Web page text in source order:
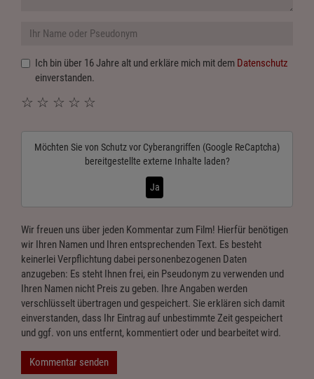
Ich bin über 16 Jahre alt und erkläre mich mit dem Datenschutz
einverstanden.
☆
☆
☆
☆
☆
Möchten Sie von Schutz vor Cyberangriffen (Google ReCaptcha)
bereitgestellte externe Inhalte laden?
Ja
Wir freuen uns über jeden Kommentar zum Film! Hierfür benötigen
wir Ihren Namen und Ihren entsprechenden Text. Es besteht
keinerlei Verpflichtung dabei personenbezogenen Daten
anzugeben: Es steht Ihnen frei, ein Pseudonym zu verwenden und
Ihren Namen nicht Preis zu geben. Ihre Angaben werden
verschlüsselt übertragen und gespeichert. Sie erklären sich damit
einverstanden, dass Ihr Eintrag auf unbestimmte Zeit gespeichert
und ggf. von uns entfernt, kommentiert oder und bearbeitet wird.
Kommentar senden